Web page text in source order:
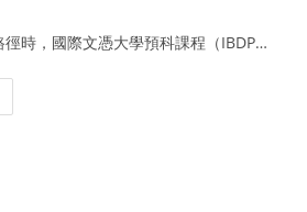
徑時，國際文憑大學預科課程（IBDP…